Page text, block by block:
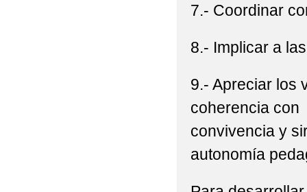
7.- Coordinar
8.- Implicar a
9.- Apreciar los
coherencia con
convivencia y
autonomía